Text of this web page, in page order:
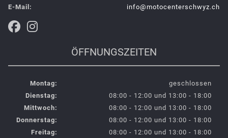
E-Mail:
info@motocenterschwyz.ch
ÖFFNUNGSZEITEN
Montag:
geschlossen
Dienstag:
08:00 - 12:00 und 13:00 - 18:00
Mittwoch:
08:00 - 12:00 und 13:00 - 18:00
Donnerstag:
08:00 - 12:00 und 13:00 - 18:00
Freitag:
08:00 - 12:00 und 13:00 - 18:00